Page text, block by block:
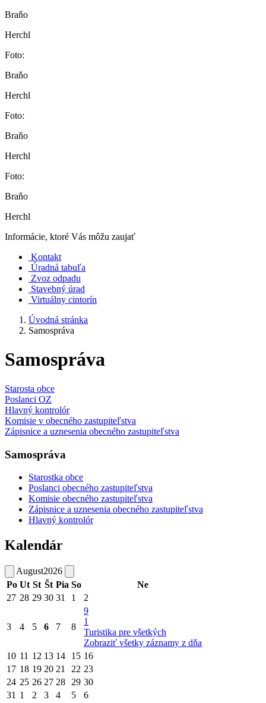
Braňo
Herchl
Foto:
Braňo
Herchl
Foto:
Braňo
Herchl
Foto:
Braňo
Herchl
Informácie, ktoré Vás môžu zaujať
Kontakt
Úradná tabuľa
Zvoz odpadu
Stavebný úrad
Virtuálny cintorín
Úvodná stránka
Samospráva
Samospráva
Starosta obce
Poslanci OZ
Hlavný kontrolór
Komisie v obecného zastupiteľstva
Zápisnice a uznesenia obecného zastupiteľstva
Samospráva
Starostka obce
Poslanci obecného zastupiteľstva
Komisie obecného zastupiteľstva
Zápisnice a uznesenia obecného zastupiteľstva
Hlavný kontrolór
Kalendár
August2026
Po Ut St Št Pia So
Ne
27 28 29 30 31 1 2
3 4 5 6 7 8
9
1
Turistika pre všetkých
Zobraziť všetky záznamy z dňa
10 11 12 13 14 15 16
17 18 19 20 21 22 23
24 25 26 27 28 29 30
31 1 2 3 4 5 6